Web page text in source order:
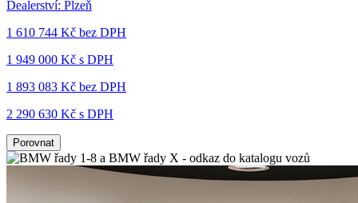
Dealerství: Plzeň
1 610 744 Kč bez DPH
1 949 000 Kč s DPH
1 893 083 Kč bez DPH
2 290 630 Kč s DPH
Porovnat